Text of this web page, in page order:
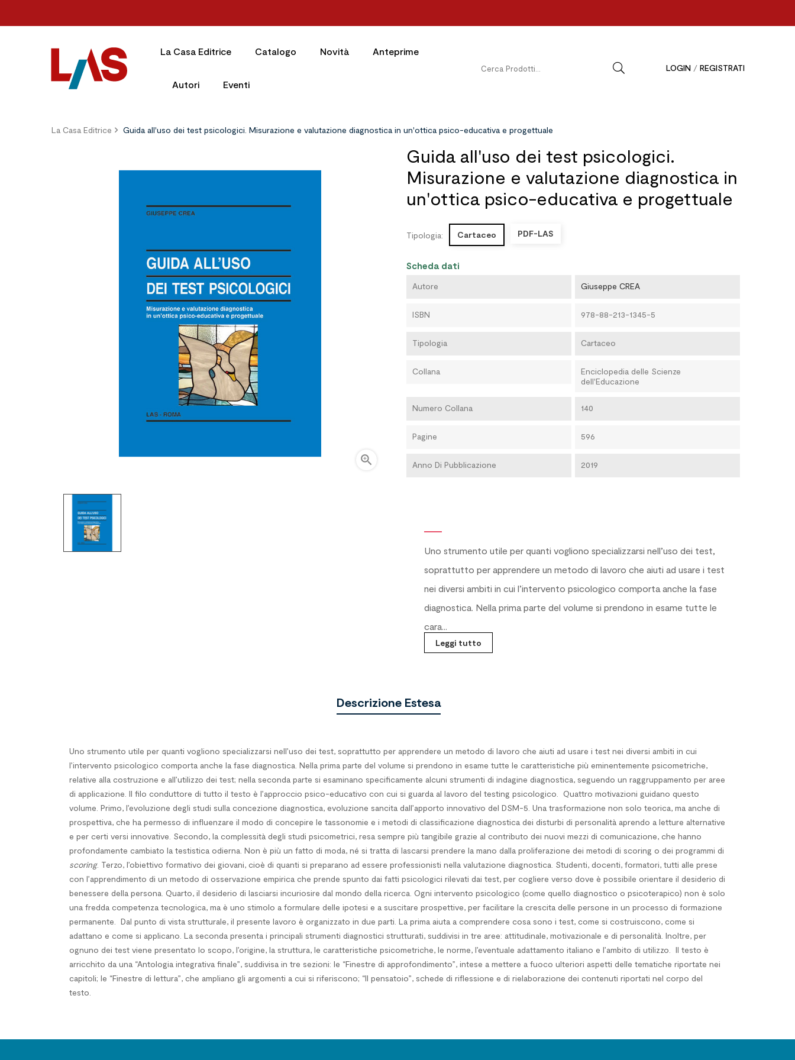
La Casa Editrice Catalogo Novità Anteprime
Autori Eventi
LOGIN / REGISTRATI
La Casa Editrice Guida all'uso dei test psicologici. Misurazione e valutazione diagnostica in un'ottica psico-educativa e progettuale

Guida all'uso dei test psicologici.
Misurazione e valutazione diagnostica in
un'ottica psico-educativa e progettuale
Tipologia: Cartaceo PDF-LAS
Scheda dati
Autore Giuseppe CREA
ISBN 978-88-213-1345-5
Tipologia Cartaceo
Collana
Enciclopedia delle Scienze
dell'Educazione
Numero Collana 140
Pagine 596
Anno Di Pubblicazione 2019
Uno strumento utile per quanti vogliono specializzarsi nell’uso dei test,
soprattutto per apprendere un metodo di lavoro che aiuti ad usare i test
nei diversi ambiti in cui l’intervento psicologico comporta anche la fase
diagnostica. Nella prima parte del volume si prendono in esame tutte le
cara...
Leggi tutto
Descrizione Estesa
Uno strumento utile per quanti vogliono specializzarsi nell’uso dei test, soprattutto per apprendere un metodo di lavoro che aiuti ad usare i test nei diversi ambiti in cui
l’intervento psicologico comporta anche la fase diagnostica. Nella prima parte del volume si prendono in esame tutte le caratteristiche più eminentemente psicometriche,
relative alla costruzione e all’utilizzo dei test; nella seconda parte si esaminano specificamente alcuni strumenti di indagine diagnostica, seguendo un raggruppamento per aree
di applicazione. Il filo conduttore di tutto il testo è l’approccio psico-educativo con cui si guarda al lavoro del testing psicologico.
Quattro motivazioni guidano questo
volume. Primo, l’evoluzione degli studi sulla concezione diagnostica, evoluzione sancita dall’apporto innovativo del DSM-5. Una trasformazione non solo teorica, ma anche di
prospettiva, che ha permesso di influenzare il modo di concepire le tassonomie e i metodi di classificazione diagnostica dei disturbi di personalità aprendo a letture alternative
e per certi versi innovative. Secondo, la complessità degli studi psicometrici, resa sempre più tangibile grazie al contributo dei nuovi mezzi di comunicazione, che hanno
profondamente cambiato la testistica odierna. Non è più un fatto di moda, né si tratta di lascarsi prendere la mano dalla proliferazione dei metodi di scoring o dei programmi di
scoring. Terzo, l’obiettivo formativo dei giovani, cioè di quanti si preparano ad essere professionisti nella valutazione diagnostica. Studenti, docenti, formatori, tutti alle prese
con l’apprendimento di un metodo di osservazione empirica che prende spunto dai fatti psicologici rilevati dai test, per cogliere verso dove è possibile orientare il desiderio di
benessere della persona. Quarto, il desiderio di lasciarsi incuriosire dal mondo della ricerca. Ogni intervento psicologico (come quello diagnostico o psicoterapico) non è solo
una fredda competenza tecnologica, ma è uno stimolo a formulare delle ipotesi e a suscitare prospettive, per facilitare la crescita delle persone in un processo di formazione
permanente.
Dal punto di vista strutturale, il presente lavoro è organizzato in due parti. La prima aiuta a comprendere cosa sono i test, come si costruiscono, come si
adattano e come si applicano. La seconda presenta i principali strumenti diagnostici strutturati, suddivisi in tre aree: attitudinale, motivazionale e di personalità. Inoltre, per
ognuno dei test viene presentato lo scopo, l’origine, la struttura, le caratteristiche psicometriche, le norme, l’eventuale adattamento italiano e l’ambito di utilizzo.
Il testo è
arricchito da una “Antologia integrativa finale”, suddivisa in tre sezioni: le “Finestre di approfondimento”, intese a mettere a fuoco ulteriori aspetti delle tematiche riportate nei
capitoli; le “Finestre di lettura”, che ampliano gli argomenti a cui si riferiscono; “Il pensatoio”, schede di riflessione e di rielaborazione dei contenuti riportati nel corpo del
testo.